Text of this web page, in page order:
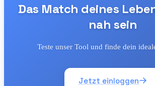
Das Match deines
nah sein
Teste unser Tool und finde dein
Jetzt einloggen